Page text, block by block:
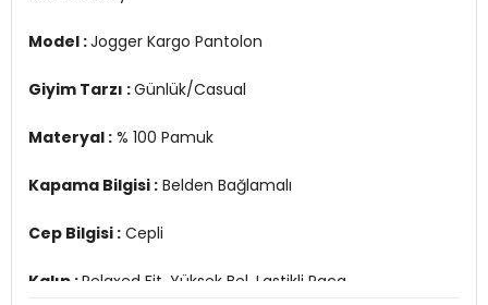
Model :Jogger Kargo Pantolon
Giyim Tarzı :Günlük/Casual
Materyal : % 100 Pamuk
Kapama Bilgisi : Belden Bağlamalı
Cep Bilgisi : Cepli
Kalıp :Relaxed Fit, Yüksek Bel, Lastikli Paça